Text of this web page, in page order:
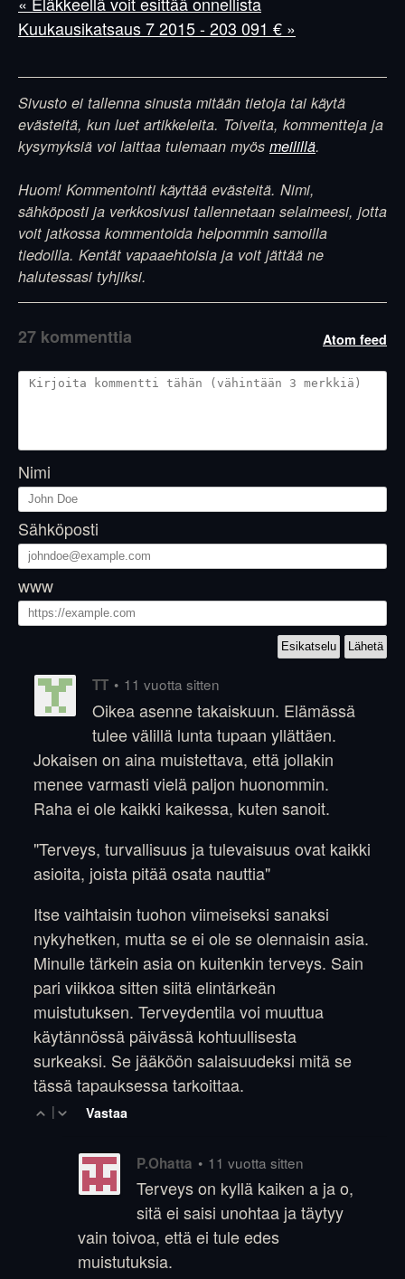
Kuukausikatsaus 7 2015 - 203 091 € »
Sivusto ei tallenna sinusta mitään tietoja tai käytä
evästeitä, kun luet artikkeleita. Toiveita, kommentteja ja
kysymyksiä voi laittaa tulemaan myös meilillä.
Huom! Kommentointi käyttää evästeitä. Nimi,
sähköposti ja verkkosivusi tallennetaan selaimeesi, jotta
voit jatkossa kommentoida helpommin samoilla
tiedoilla. Kentät vapaaehtoisia ja voit jättää ne
halutessasi tyhjiksi.
Atom feed
27 kommenttia
Nimi
Sähköposti
www
TT • 11 vuotta sitten
Oikea asenne takaiskuun. Elämässä
tulee välillä lunta tupaan yllättäen.
Jokaisen on aina muistettava, että jollakin
menee varmasti vielä paljon huonommin.
Raha ei ole kaikki kaikessa, kuten sanoit.
"Terveys, turvallisuus ja tulevaisuus ovat kaikki
asioita, joista pitää osata nauttia"
Itse vaihtaisin tuohon viimeiseksi sanaksi
nykyhetken, mutta se ei ole se olennaisin asia.
Minulle tärkein asia on kuitenkin terveys. Sain
pari viikkoa sitten siitä elintärkeän
muistutuksen. Terveydentila voi muuttua
käytännössä päivässä kohtuullisesta
surkeaksi. Se jääköön salaisuudeksi mitä se
tässä tapauksessa tarkoittaa.
| Vastaa
P.Ohatta • 11 vuotta sitten
Terveys on kyllä kaiken a ja o,
sitä ei saisi unohtaa ja täytyy
vain toivoa, että ei tule edes
muistutuksia.